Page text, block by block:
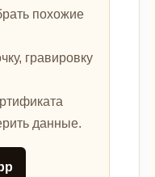
похожие
гравировку
данные.